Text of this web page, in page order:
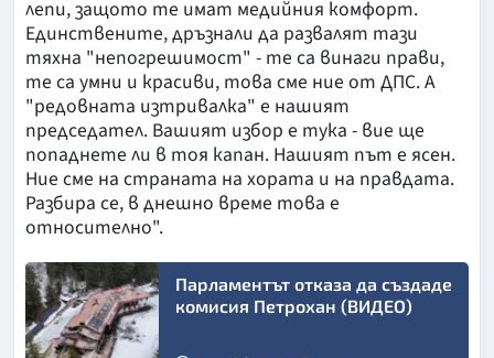
лепи, защото те имат медийния комфорт.
Единствените, дръзнали да развалят тази
тяхна "непогрешимост" - те са винаги прави,
те са умни и красиви, това сме ние от ДПС. А
"редовната изтривалка" е нашият
председател. Вашият избор е тука - вие ще
попаднете ли в тоя капан. Нашият път е ясен.
Ние сме на страната на хората и на правдата.
Разбира се, в днешно време това е
относително".
Парламентът отказа да създаде
комисия Петрохан (ВИДЕО)